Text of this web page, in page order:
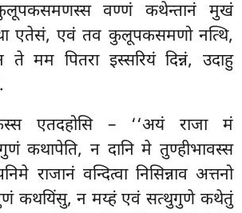
कुलूपकसमणस्स वण्णं कथेन्तानं मुखं
एतेसं, एवं तव कुलूपकसमणो नत्थि,
ते मम पितरा इस्सरियं दिन्नं, उदाहु
एतदहोसि – ‘‘अयं राजा मं
कथापेति, न दानि मे तुण्हीभावस्स
राजानं वन्दित्वा निसिन्नाव अत्तनो
कथयिंसु, न मय्हं एवं सत्थुगुणे कथेतुं